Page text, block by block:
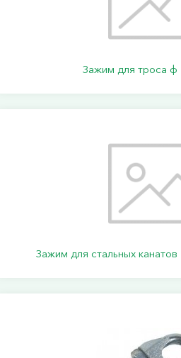
Зажим для троса ф
Зажим для стальных